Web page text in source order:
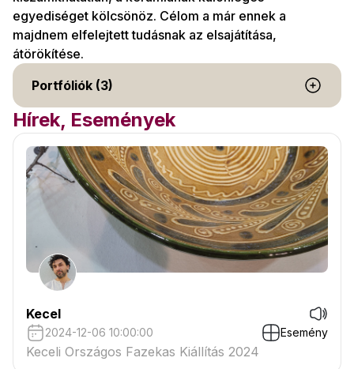
egyediséget kölcsönöz. Célom a már ennek a
majdnem elfelejtett tudásnak az elsajátítása,
átörökítése.
Portfóliók (3)
Hírek, Események
Kecel
2024-12-06 10:00:00 Esemény
Keceli Országos Fazekas Kiállítás 2024